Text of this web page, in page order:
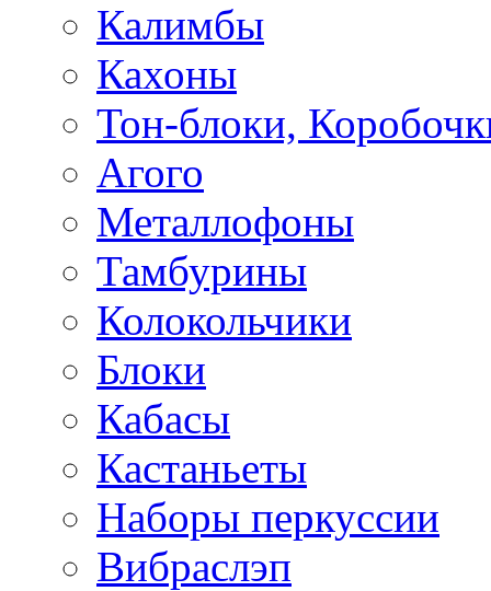
Калимбы
Кахоны
Тон-блоки,
Агого
Металлофоны
Тамбурины
Колокольчики
Блоки
Кабасы
Кастаньеты
Наборы перкуссии
Вибраслэп